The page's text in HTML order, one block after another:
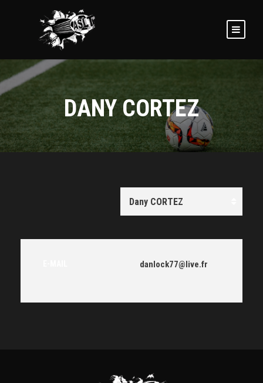
DANY CORTEZ
danlock77@live.fr